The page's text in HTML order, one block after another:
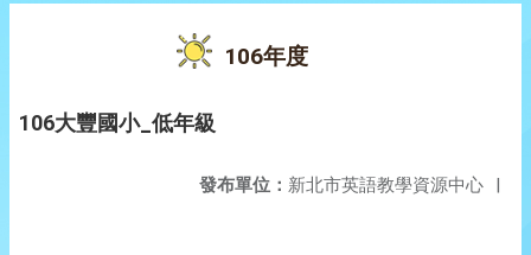
106年度
106大豐國小_低年級
發布單位： 新北市英語教學資源中心 |